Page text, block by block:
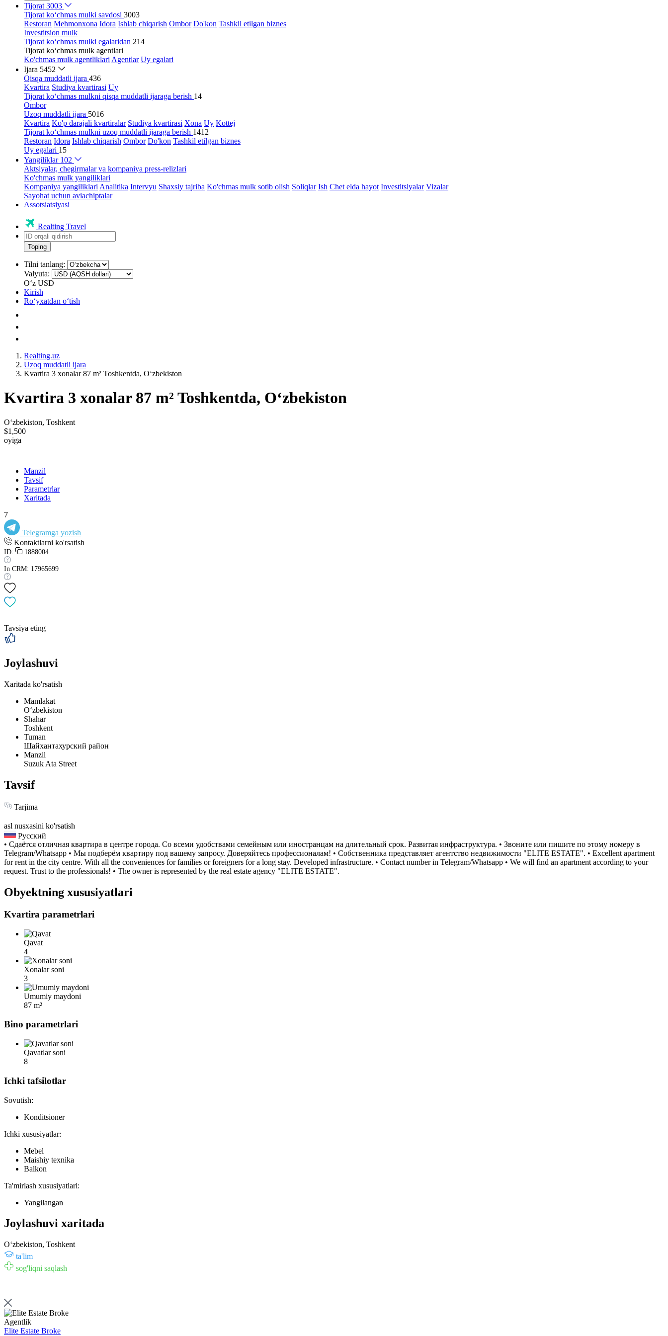
Tijorat 3003
Tijorat ko‘chmas mulki savdosi 3003
Restoran Mehmonxona Idora Ishlab chiqarish Ombor Do'kon Tashkil etilgan biznes
Investitsion mulk
Tijorat ko‘chmas mulki egalaridan 214
Tijorat ko‘chmas mulk agentlari
Ko'chmas mulk agentliklari Agentlar Uy egalari
Ijara 5452
Qisqa muddatli ijara 436
Kvartira Studiya kvartirasi Uy
Tijorat ko‘chmas mulkni qisqa muddatli ijaraga berish 14
Ombor
Uzoq muddatli ijara 5016
Kvartira Ko'p darajali kvartiralar Studiya kvartirasi Xona Uy Kottej
Tijorat ko‘chmas mulkni uzoq muddatli ijaraga berish 1412
Restoran Idora Ishlab chiqarish Ombor Do'kon Tashkil etilgan biznes
Uy egalari 15
Yangiliklar 102
Aktsiyalar, chegirmalar va kompaniya press-relizlari
Ko'chmas mulk yangiliklari
Kompaniya yangiliklari Analitika Intervyu Shaxsiy tajriba Ko'chmas mulk sotib olish Soliqlar Ish Chet elda hayot Investitsiyalar Vizalar
Sayohat uchun aviachiptalar
Assotsiatsiyasi
Realting Travel
Toping
Tilni tanlang:
Valyuta:
Oʻz USD
Kirish
Roʻyxatdan oʻtish
Realting.uz
Uzoq muddatli ijara
Kvartira 3 xonalar 87 m² Toshkentda, Oʻzbekiston
Kvartira 3 xonalar 87 m² Toshkentda, Oʻzbekiston
Oʻzbekiston, Toshkent
$1,500
oyiga
Manzil
Tavsif
Parametrlar
Xaritada
7
Telegramga yozish
Kontaktlarni ko'rsatish
ID: 1888004
In CRM: 17965699
Tavsiya eting
Joylashuvi
Xaritada ko'rsatish
Mamlakat
Oʻzbekiston
Shahar
Toshkent
Tuman
Шайхантахурский район
Manzil
Suzuk Ata Street
Tavsif
Tarjima
asl nusxasini ko'rsatish
Русский
• Сдаётся отличная квартира в центре города. Со всеми удобствами семейным или иностранцам на длительный срок. Развитая инфраструктура. • Звоните или пишите по этому номеру в
Telegram/Whatsapp • Мы подберём квартиру под вашему запросу. Доверяйтесь профессионалам! • Собственника представляет агентство недвижимости "ELITE ESTATE". • Excellent apartment
for rent in the city centre. With all the conveniences for families or foreigners for a long stay. Developed infrastructure. • Contact number in Telegram/Whatsapp • We will find an apartment according to your
request. Trust to the professionals! • The owner is represented by the real estate agency "ELITE ESTATE".
Obyektning xususiyatlari
Kvartira parametrlari
Qavat
4
Xonalar soni
3
Umumiy maydoni
87 m²
Bino parametrlari
Qavatlar soni
8
Ichki tafsilotlar
Sovutish:
Konditsioner
Ichki xususiyatlar:
Mebel
Maishiy texnika
Balkon
Ta'mirlash xususiyatlari:
Yangilangan
Joylashuvi xaritada
Oʻzbekiston, Toshkent
ta'lim
sog'liqni saqlash
Agentlik
Elite Estate Broke